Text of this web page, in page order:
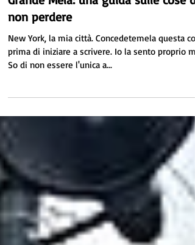
NEW YORK. La prima volta nella
Grande Mela: una guida sulle cose da
non perdere
New York, la mia città. Concedetemela questa
So di non essere l'unica a...